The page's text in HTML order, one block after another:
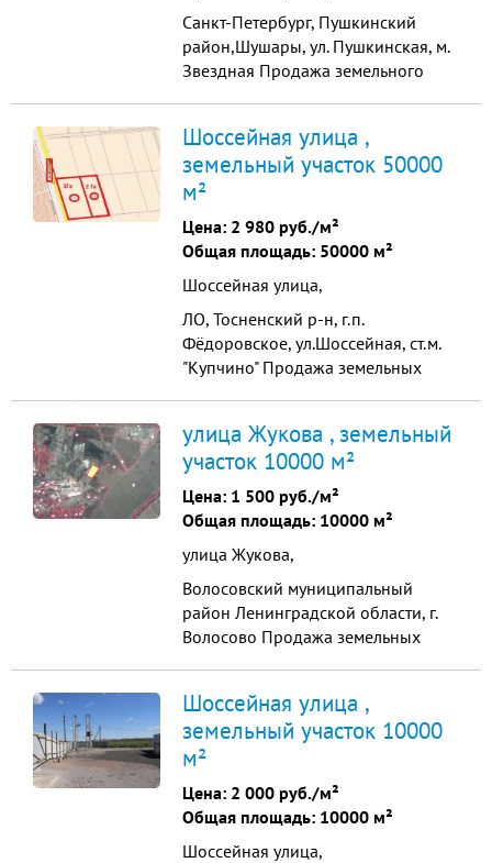
Санкт-Петербург, Пушкинский
район,Шушары, ул. Пушкинская, м.
Звездная Продажа земельного
земли поселений под
промышленное производство,
общей площадью 10000 м2. Виды
разрешенного использования и
возможности подключения
коммуникаций на фото. Е...
Шоссейная улица ,
земельный участок 50000
м²
Цена: 2 980 руб./м²
Общая площадь: 50000 м²
Шоссейная улица,
ЛО, Тосненский р-н, г.п.
Фёдоровское, ул.Шоссейная, ст.м.
"Купчино" Продажа земельных
ПРОДАЁТСЯ ОДНИМ ЛОТОМ!!! Вид
права –­ СОБСТВЕННОСТЬ,
физическое лицо. Категория
земель - земли населенных пунктов.
– для...
улица Жукова , земельный
участок 10000 м²
Цена: 1 500 руб./м²
Общая площадь: 10000 м²
улица Жукова,
Волосовский муниципальный
район Ленинградской области, г.
Волосово Продажа земельных
линии шоссе в Волосово Вид права
–¬ собственность физического
лица. Категория земель - земли
населенных пунктов. Участок
расположен вдоль
асфальтированного ...
Шоссейная улица ,
земельный участок 10000
м²
Цена: 2 000 руб./м²
Общая площадь: 10000 м²
Шоссейная улица,